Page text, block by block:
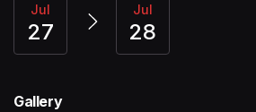
Jul
27
Jul
28
Gallery